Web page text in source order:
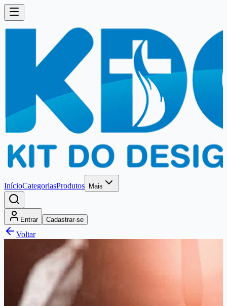
InícioCategoriasProdutos Mais
Entrar Cadastrar-se
Voltar